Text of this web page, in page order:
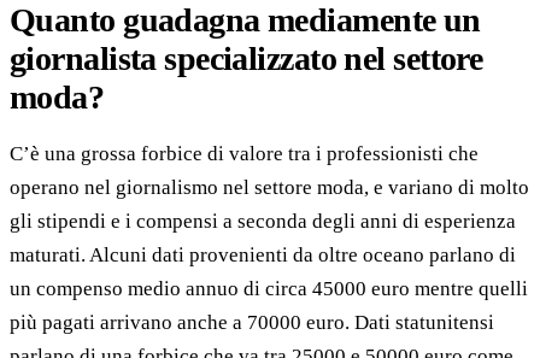
Quanto guadagna mediamente un
giornalista specializzato nel settore
moda?
C’è una grossa forbice di valore tra i professionisti che
operano nel giornalismo nel settore moda, e variano di molto
gli stipendi e i compensi a seconda degli anni di esperienza
maturati. Alcuni dati provenienti da oltre oceano parlano di
un compenso medio annuo di circa 45000 euro mentre quelli
più pagati arrivano anche a 70000 euro. Dati statunitensi